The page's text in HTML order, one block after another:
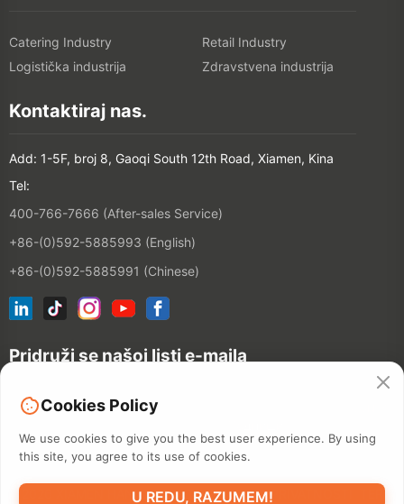
Catering Industry
Retail Industry
Logistička industrija
Zdravstvena industrija
Kontaktiraj nas.
Add: 1-5F, broj 8, Gaoqi South 12th Road, Xiamen, Kina
Tel:
400-766-7666 (After-sales Service)
+86-(0)592-5885993 (English)
+86-(0)592-5885991 (Chinese)
Pridruži se našoj listi e-maila
©2026 XIAMEN HANIN CO., LTD.POLITIKA PRIVATNOSTI TERM
Cookies Policy
We use cookies to give you the best user experience. By using
this site, you agree to its use of cookies.
U REDU, RAZUMEM!